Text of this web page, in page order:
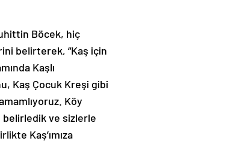
Böcek, hiç
belirterek, “Kaş için
Kaşlı
Kaş Çocuk Kreşi gibi
Köy
belirledik ve sizlerle
Kaş’ımıza